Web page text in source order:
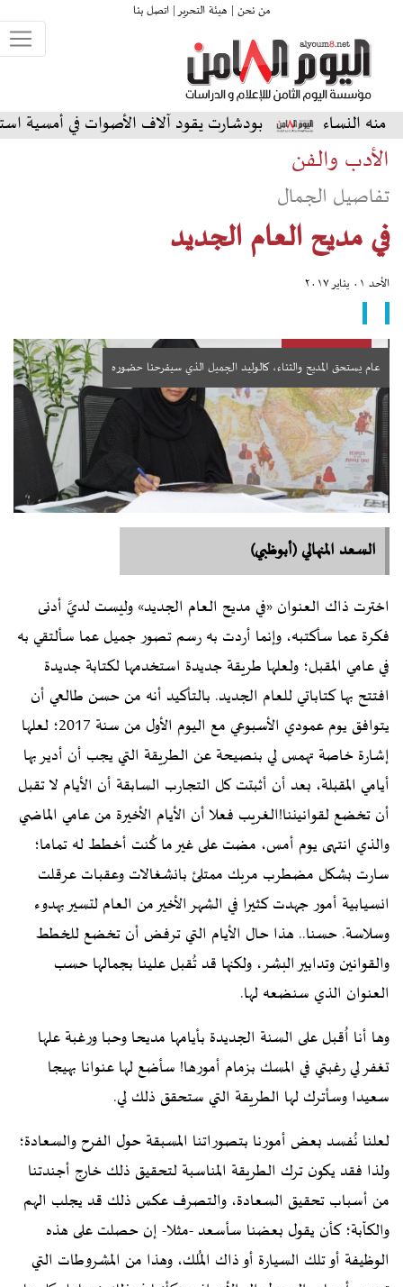
من نحن | هيئة التحرير |اتصل بنا
بودشارت يقود آلاف الأصوات في أمسية استثنائية على
الأدب والفن
تفاصيل الجمال
في مديح العام الجديد
الأحد ٠١ يناير ٢٠١٧
عام يستحق المديح والثناء، كالوليد الجميل الذي سيفرحنا حضوره
السعد المنهالي (أبوظبي)
اخترت ذاك العنوان «في مديح العام الجديد» وليست لديَّ أدنى
فكرة عما سأكتبه، وإنما أردت به رسم تصور جميل عما سألتقي به
في عامي المقبل؛ ولعلها طريقة جديدة استخدمها لكتابة جديدة
افتتح بها كتاباتي للعام الجديد. بالتأكيد أنه من حسن طالعي أن
يتوافق يوم عمودي الأسبوعي مع اليوم الأول من سنة 2017؛ لعلها
إشارة خاصة تهمس لي بنصيحة عن الطريقة التي يجب أن أدير بها
أيامي المقبلة، بعد أن أثبتت كل التجارب السابقة أن الأيام لا تقبل
أن تخضع لقوانيننا!الغريب فعلا أن الأيام الأخيرة من عامي الماضي
والذي انتهى يوم أمس، مضت على غير ما كُنت أخطط له تماما؛
سارت بشكل مضطرب مربك ممتلئ بانشغالات وعقبات عرقلت
انسيابية أمور جهدت كثيرا في الشهر الأخير من العام لتسير بهدوء
وسلاسة. حسنا.. هذا حال الأيام التي ترفض أن تخضع للخطط
والقوانين وتدابير البشر، ولكنها قد تُقبل علينا بجمالها حسب
العنوان الذي سنضعه لها.
وها أنا اُقبل على السنة الجديدة بأيامها مديحا وحبا ورغبة علها
تغفر لي رغبتي في المسك بزمام أمورها! سأضع لها عنوانا بهيجا
سعيدا وسأترك لها الطريقة التي ستحقق ذلك لي.
لعلنا نُفسد بعض أمورنا بتصوراتنا المسبقة حول الفرح والسعادة؛
ولذا فقد يكون ترك الطريقة المناسبة لتحقيق ذلك خارج أجندتنا
من أسباب تحقيق السعادة، والتصرف عكس ذلك قد يجلب الهم
والكآبة؛ كأن يقول بعضنا سأسعد -مثلا- إن حصلت على هذه
الوظيفة أو تلك السيارة أو ذاك المُلك، وهذا من المشروطات التي